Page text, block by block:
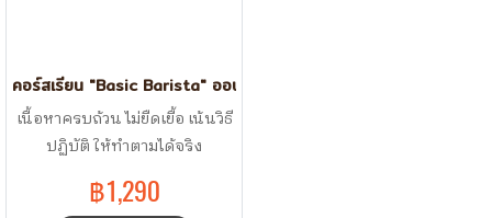
คอร์สเรียน "Basic Barista" ออนไลน์
เนื้อหาครบถ้วน ไม่ยืดเยื้อ เน้นวิธี
ปฏิบัติ ให้ทำตามได้จริง
฿1,290